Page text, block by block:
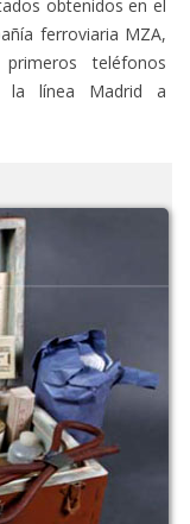
obtenidos en el
ferroviaria MZA,
teléfonos
la línea Madrid a